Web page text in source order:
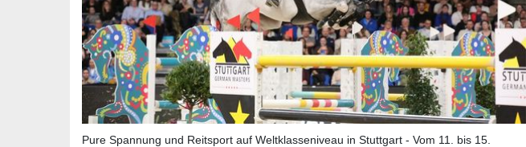
Pure Spannung und Reitsport auf Weltklasseniveau in Stuttgart - Vom 11. bis 15.